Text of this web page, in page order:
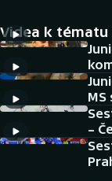
DALŠÍ SPORTY
Americký
Baseball a
NEPŘEHLÉDNĚTE
Historické
Videa k tématu
MS
–